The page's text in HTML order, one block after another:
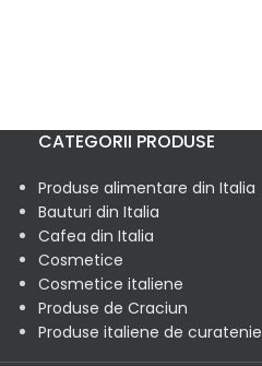
CATEGORII PRODUSE
Produse alimentare din Italia
Bauturi din Italia
Cafea din Italia
Cosmetice
Cosmetice italiene
Produse de Craciun
Produse italiene de curatenie